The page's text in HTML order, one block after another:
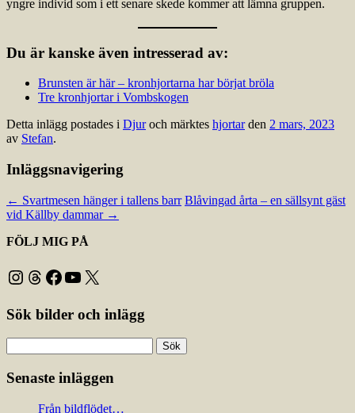
yngre individ som i ett senare skede kommer att lämna gruppen.
Du är kanske även intresserad av:
Brunsten är här – kronhjortarna har börjat bröla
Tre kronhjortar i Vombskogen
Detta inlägg postades i Djuroch märktes hjortarden 2 mars, 2023
av Stefan.
Inläggsnavigering
← Svartmesen hänger i tallens barr Blåvingad årta – en sällsynt gäst
vid Källby dammar →
FÖLJ MIG PÅ
Instagram
Threads
Facebook
YouTube
X
Sök bilder och inlägg
efter:
Senaste inläggen
Från bildflödet…